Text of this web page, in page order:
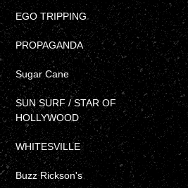
EGO TRIPPING
PROPAGANDA
Sugar Cane
SUN SURF / STAR OF
HOLLYWOOD
WHITESVILLE
Buzz Rickson's